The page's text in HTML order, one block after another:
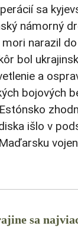
sa
námorný
narazil
bol
a
bojových
išlo v
sa